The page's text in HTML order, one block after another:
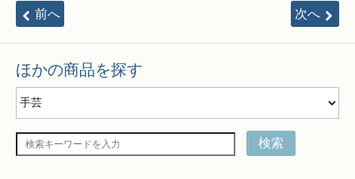
前へ 次へ
ほかの商品を探す
検索